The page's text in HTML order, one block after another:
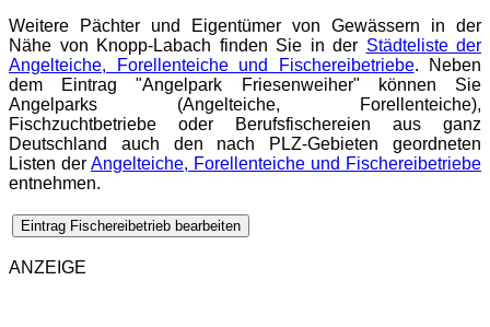
Weitere Pächter und Eigentümer von Gewässern in der
Nähe von Knopp-Labach finden Sie in der Städteliste der
Angelteiche, Forellenteiche und Fischereibetriebe. Neben
dem Eintrag "Angelpark Friesenweiher" können Sie
Angelparks (Angelteiche, Forellenteiche),
Fischzuchtbetriebe oder Berufsfischereien aus ganz
Deutschland auch den nach PLZ-Gebieten geordneten
Listen der Angelteiche, Forellenteiche und Fischereibetriebe
entnehmen.
Eintrag Fischereibetrieb bearbeiten
ANZEIGE